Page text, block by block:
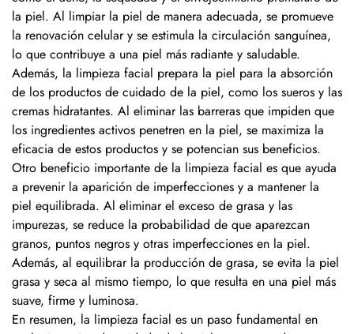
la piel. Al limpiar la piel de manera adecuada, se promueve
la renovación celular y se estimula la circulación sanguínea,
lo que contribuye a una piel más radiante y saludable.
Además, la limpieza facial prepara la piel para la absorción
de los productos de cuidado de la piel, como los sueros y las
cremas hidratantes. Al eliminar las barreras que impiden que
los ingredientes activos penetren en la piel, se maximiza la
eficacia de estos productos y se potencian sus beneficios.
Otro beneficio importante de la limpieza facial es que ayuda
a prevenir la aparición de imperfecciones y a mantener la
piel equilibrada. Al eliminar el exceso de grasa y las
impurezas, se reduce la probabilidad de que aparezcan
granos, puntos negros y otras imperfecciones en la piel.
Además, al equilibrar la producción de grasa, se evita la piel
grasa y seca al mismo tiempo, lo que resulta en una piel más
suave, firme y luminosa.
En resumen, la limpieza facial es un paso fundamental en